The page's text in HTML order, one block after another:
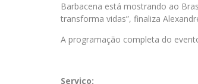
Barbacena está mostrando ao
transforma vidas”, finaliza
A programação completa do
Serviço: